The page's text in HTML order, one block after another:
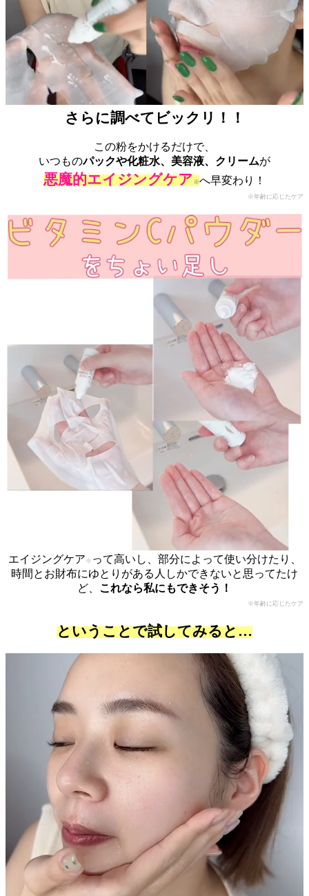
さらに調べてビックリ！！
この粉をかけるだけで、
いつものパックや化粧水、美容液、クリームが
悪魔的エイジングケア※へ早変わり！
※年齢に応じたケア
エイジングケア ※ って高いし、部分によって使い分けたり、
時間とお財布にゆとりがある人しかできないと思ってたけ
ど、 これなら私にもできそう！
※年齢に応じたケア
ということで試してみると…